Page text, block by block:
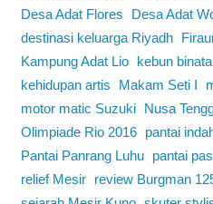
Desa Adat Flores
Desa Adat
destinasi keluarga Riyadh
Kampung Adat Lio
kebun
kehidupan artis
Makam Seti I
motor matic Suzuki
Nusa
Olimpiade Rio 2016
pantai
Pantai Panrang Luhu
pantai
relief Mesir
review Burgman